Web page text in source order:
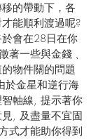
的帶動下，各
能順利渡過呢?
會在28日在你
著一些與金錢﹑
物件關的問題
於金星和逆行海
軸線, 提示著你
, 及盡量不宜固
式才能助你得到